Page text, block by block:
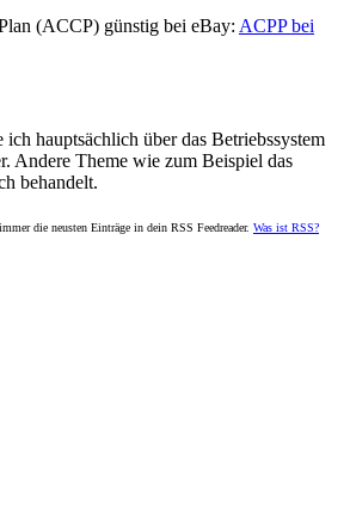
(ACCP) günstig bei eBay: ACPP bei
hauptsächlich über das Betriebssystem
Andere Theme wie zum Beispiel das
behandelt.
die neusten Einträge in dein RSS Feedreader. Was ist RSS?